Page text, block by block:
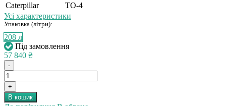
Caterpillar
TO-4
Усі характеристики
Упаковка (літри):
208 л
Під замовлення
57 840 ₴
-
+
В кошик